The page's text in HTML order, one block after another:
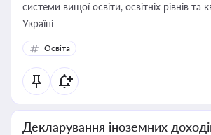
системи вищої освіти, освітніх рівнів та
Україні
Освіта
Декларування іноземних